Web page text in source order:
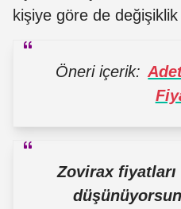
kişiye göre de
Öneri içerik:
Zovirax fiyatları